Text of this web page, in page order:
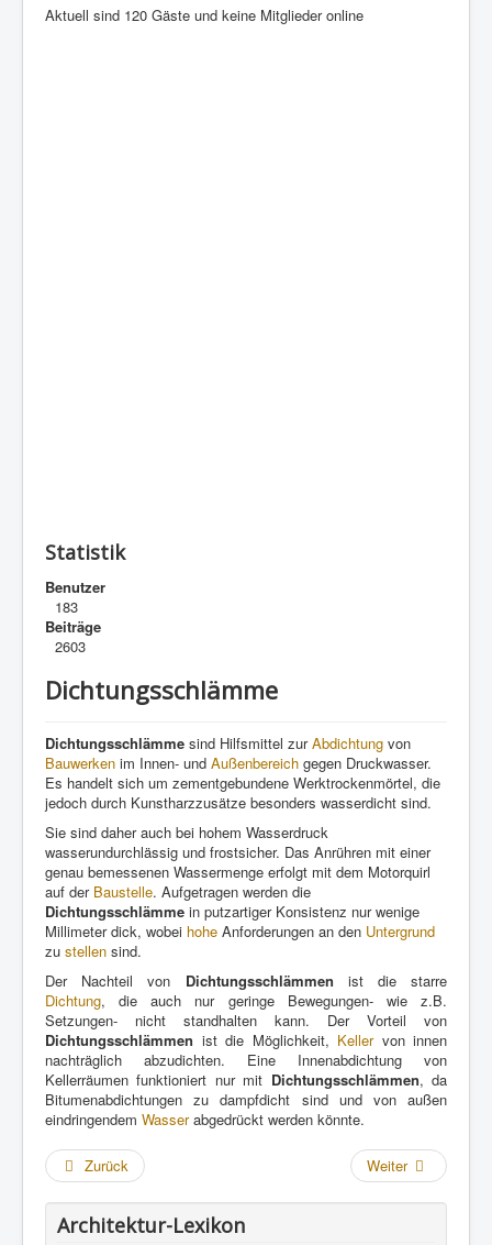
Aktuell sind 120 Gäste und keine Mitglieder online
Statistik
Benutzer
183
Beiträge
2603
Dichtungsschlämme
Dichtungsschlämme sind Hilfsmittel zurAbdichtung von
Bauwerken im Innen- und Außenbereich gegen Druckwasser.
Es handelt sich um zementgebundene Werktrockenmörtel, die
jedoch durch Kunstharzzusätze besonders wasserdicht sind.
Sie sind daher auch bei hohem Wasserdruck
wasserundurchlässig und frostsicher. Das Anrühren mit einer
genau bemessenen Wassermenge erfolgt mit dem Motorquirl
auf der Baustelle. Aufgetragen werden die
Dichtungsschlämme in putzartiger Konsistenz nur wenige
Millimeter dick, wobei hohe Anforderungen an den Untergrund
zu stellen sind.
Der Nachteil von Dichtungsschlämmen ist die starre
Dichtung, die auch nur geringe Bewegungen- wie z.B.
Setzungen- nicht standhalten kann. Der Vorteil von
Dichtungsschlämmen ist die Möglichkeit, Kellervon innen
nachträglich abzudichten. Eine Innenabdichtung von
Kellerräumen funktioniert nur mit Dichtungsschlämmen, da
Bitumenabdichtungen zu dampfdicht sind und von außen
eindringendem Wasserabgedrückt werden könnte.
Zurück Weiter
Architektur-Lexikon